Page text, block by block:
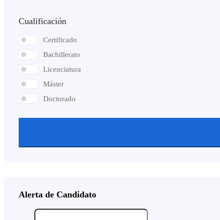
Cualificación
Certificado
Bachillerato
Licenciatura
Máster
Doctorado
Alerta de Candidato